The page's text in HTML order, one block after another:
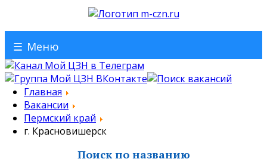
☰ Меню
Главная
Вакансии
Пермский край
г. Красновишерск
Поиск по названию